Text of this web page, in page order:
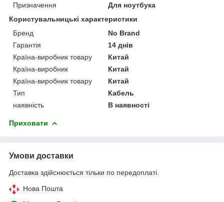
Призначення
Для ноутбука
Користувальницькі характеристики
Бренд
No Brand
Гарантія
14 днів
Країна-виробник товару
Китай
Країна-виробник
Китай
Країна-виробник товару
Китай
Тип
Кабель
наявність
В наявності
Приховати
Умови доставки
Доставка здійснюється тільки по передоплаті.
Нова Пошта